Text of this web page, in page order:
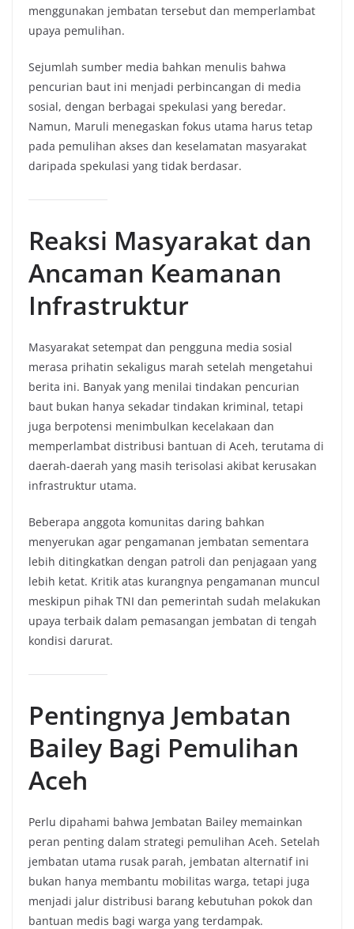
menggunakan jembatan tersebut dan memperlambat
upaya pemulihan.
Sejumlah sumber media bahkan menulis bahwa
pencurian baut ini menjadi perbincangan di media
sosial, dengan berbagai spekulasi yang beredar.
Namun, Maruli menegaskan fokus utama harus tetap
pada pemulihan akses dan keselamatan masyarakat
daripada spekulasi yang tidak berdasar.
Reaksi Masyarakat dan
Ancaman Keamanan
Infrastruktur
Masyarakat setempat dan pengguna media sosial
merasa prihatin sekaligus marah setelah mengetahui
berita ini. Banyak yang menilai tindakan pencurian
baut bukan hanya sekadar tindakan kriminal, tetapi
juga berpotensi menimbulkan kecelakaan dan
memperlambat distribusi bantuan di Aceh, terutama di
daerah-daerah yang masih terisolasi akibat kerusakan
infrastruktur utama.
Beberapa anggota komunitas daring bahkan
menyerukan agar pengamanan jembatan sementara
lebih ditingkatkan dengan patroli dan penjagaan yang
lebih ketat. Kritik atas kurangnya pengamanan muncul
meskipun pihak TNI dan pemerintah sudah melakukan
upaya terbaik dalam pemasangan jembatan di tengah
kondisi darurat.
Pentingnya Jembatan
Bailey Bagi Pemulihan
Aceh
Perlu dipahami bahwa Jembatan Bailey memainkan
peran penting dalam strategi pemulihan Aceh. Setelah
jembatan utama rusak parah, jembatan alternatif ini
bukan hanya membantu mobilitas warga, tetapi juga
menjadi jalur distribusi barang kebutuhan pokok dan
bantuan medis bagi warga yang terdampak.